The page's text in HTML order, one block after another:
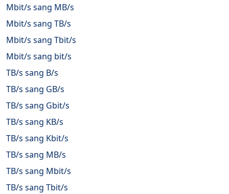
Mbit/s sang MB/s
Mbit/s sang TB/s
Mbit/s sang Tbit/s
Mbit/s sang bit/s
TB/s sang B/s
TB/s sang GB/s
TB/s sang Gbit/s
TB/s sang KB/s
TB/s sang Kbit/s
TB/s sang MB/s
TB/s sang Mbit/s
TB/s sang Tbit/s